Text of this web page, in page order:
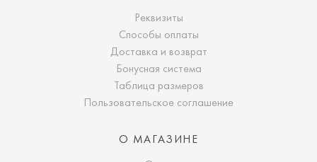
Реквизиты
Способы оплаты
Доставка и возврат
Бонусная система
Таблица размеров
Пользовательское соглашение
О МАГАЗИНЕ